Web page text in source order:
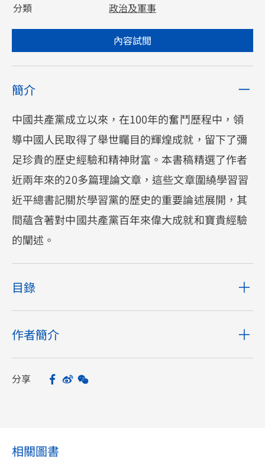
分類
政治及軍事
內容試閲
簡介
中國共產黨成立以來，在100年的奮鬥歷程中，領
導中國人民取得了舉世矚目的輝煌成就，留下了彌
足珍貴的歷史經驗和精神財富。本書稿精選了作者
近兩年來的20多篇理論文章，這些文章圍繞學習習
近平總書記關於學習黨的歷史的重要論述展開，其
間蘊含著對中國共產黨百年來偉大成就和寶貴經驗
的闡述。
目錄
作者簡介
分享 Facebook
Sina Weibo
WeChat
相關圖書